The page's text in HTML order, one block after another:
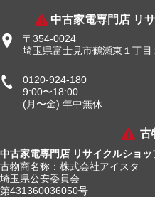
中古家電専門店 リ
〒354-0024
埼玉県富士見市鶴瀬東１丁
0120-924-180
9:00〜18:00
(月〜金) 年中無休
古
中古家電専門店 リサイクルショッ
古物商名称：株式会社アイスタ
埼玉県公安委員会
第431360036050号